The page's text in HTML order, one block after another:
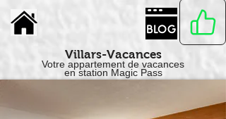
Villars-Vacances
Votre appartement de vacances
en station Magic Pass